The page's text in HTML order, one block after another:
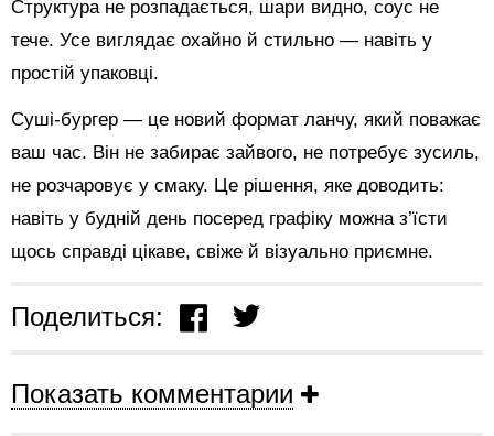
Структура не розпадається, шари видно, соус не
тече. Усе виглядає охайно й стильно — навіть у
простій упаковці.
Суші-бургер — це новий формат ланчу, який поважає
ваш час. Він не забирає зайвого, не потребує зусиль,
не розчаровує у смаку. Це рішення, яке доводить:
навіть у будній день посеред графіку можна з’їсти
щось справді цікаве, свіже й візуально приємне.
Поделиться:
Показать комментарии